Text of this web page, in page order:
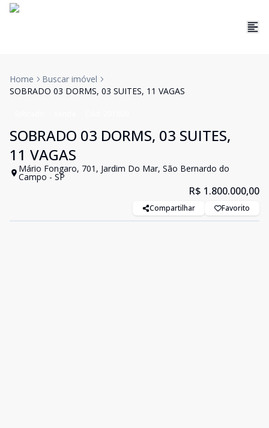
Home
Buscar imóvel
SOBRADO 03 DORMS, 03 SUITES, 11 VAGAS
SOBRADO 03 DORMS, 03 SUITES,
11 VAGAS
Mário Fongaro, 701, Jardim Do Mar, São Bernardo do
Campo - SP
R$ 1.800.000,00
Compartilhar Favorito